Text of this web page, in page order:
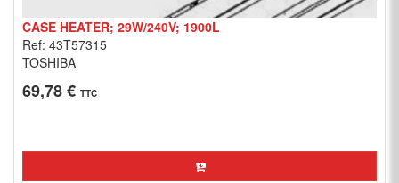
CASE HEATER; 29W/240V; 1900L
Ref: 43T57315
TOSHIBA
69,78 € TTC